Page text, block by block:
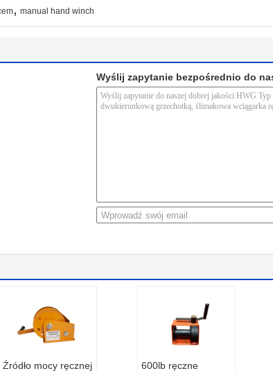
, manual hand winch
Wyślij zapytanie bezpośrednio do
Źródło mocy ręcznej 600lb ręczne